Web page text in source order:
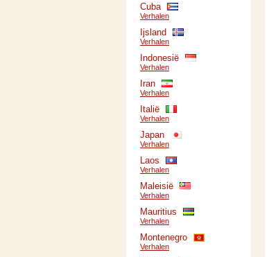
Cuba
Verhalen
Ijsland
Verhalen
Indonesië
Verhalen
Iran
Verhalen
Italië
Verhalen
Japan
Verhalen
Laos
Verhalen
Maleisië
Verhalen
Mauritius
Verhalen
Montenegro
Verhalen